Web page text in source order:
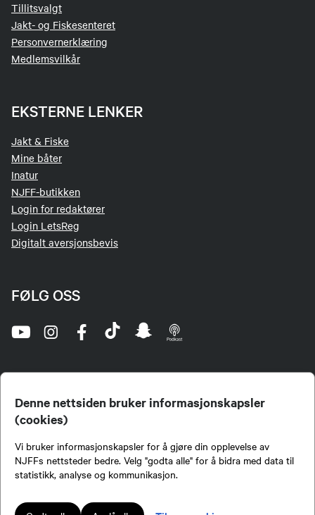
Denne nettsiden bruker informasjonskapsler
(cookies)
Vi bruker informasjonskapsler for å gjøre din opplevelse av
NJFFs nettsteder bedre. Velg "godta alle" for å bidra med data til
statistikk, analyse og kommunikasjon.
Tillitsvalgt
Jakt- og Fiskesenteret
Personvernerklæring
Medlemsvilkår
EKSTERNE LENKER
Jakt & Fiske
Mine båter
Inatur
NJFF-butikken
Login for redaktører
Login LetsReg
Digitalt aversjonsbevis
FØLG OSS
jegere og sportsfiskere og et av de viktigste miljøene for formidling av kunnskap om jakt og
fiske i Norge. Vi er en partipolitisk nøytral organisasjon, men har et sterkt jakt-, fiske-, og
naturpolitisk engasjement i mange saker.
Lokalforeninger tilsluttet Norges Jeger- og Fiskerforbund har ansvar for innhold de